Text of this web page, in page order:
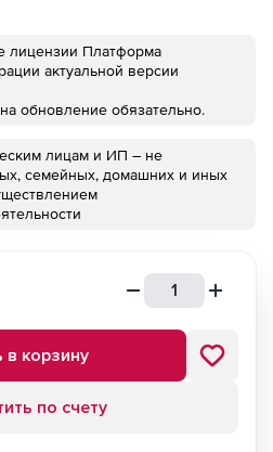
лицензии Платформа
актуальной версии
обновление обязательно.
лицам и ИП – не
семейных, домашних и иных
корзину
по счету